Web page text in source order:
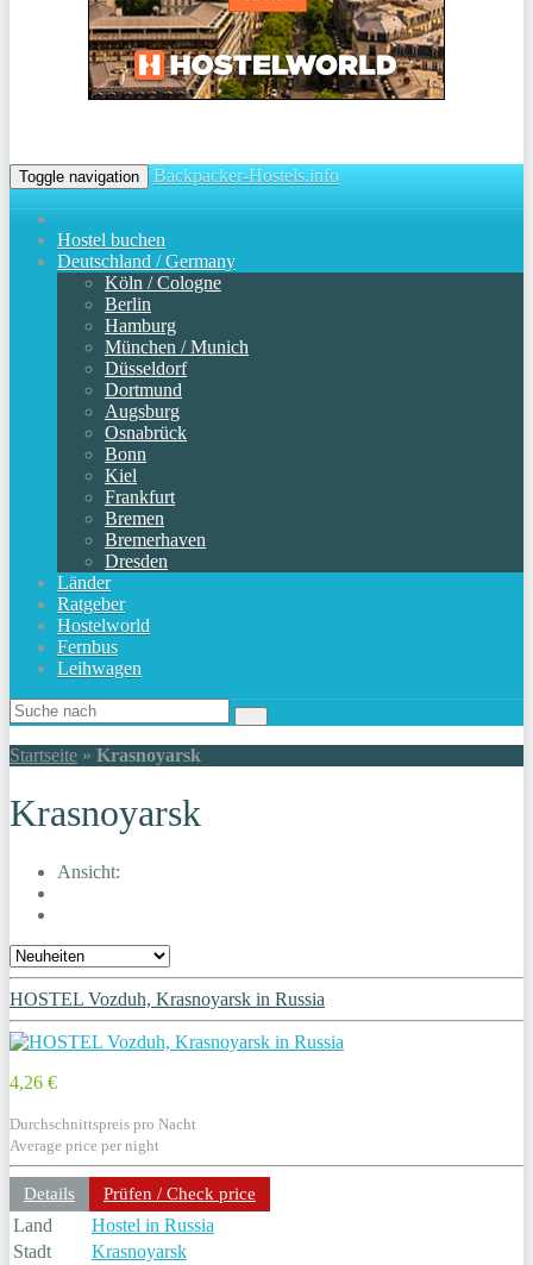
Toggle navigation Backpacker-Hostels.info
Hostel buchen
Deutschland / Germany
Köln / Cologne
Berlin
Hamburg
München / Munich
Düsseldorf
Dortmund
Augsburg
Osnabrück
Bonn
Kiel
Frankfurt
Bremen
Bremerhaven
Dresden
Länder
Ratgeber
Hostelworld
Fernbus
Leihwagen
Startseite » Krasnoyarsk
Krasnoyarsk
Ansicht:
HOSTEL Vozduh, Krasnoyarsk in Russia
4,26 €
Durchschnittspreis pro Nacht
Average price per night
Details Prüfen / Check price
Land
Hostel in Russia
Stadt
Krasnoyarsk